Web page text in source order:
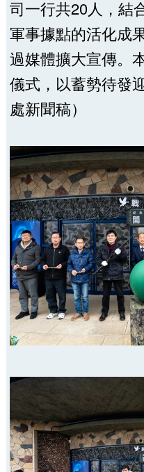
司一行共20人，結
軍事據點的活化成
過媒體擴大宣傳。
儀式，以蓄勢待發
處新聞稿）